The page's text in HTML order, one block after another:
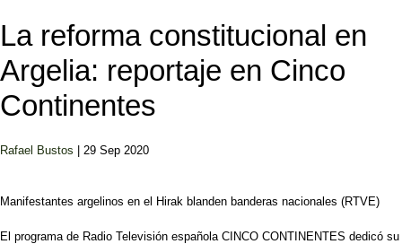
La reforma constitucional en
Argelia: reportaje en Cinco
Continentes
Rafael Bustos | 29 Sep 2020
Manifestantes argelinos en el Hirak blanden banderas nacionales (RTVE)
El programa de Radio Televisión española CINCO CONTINENTES dedicó su